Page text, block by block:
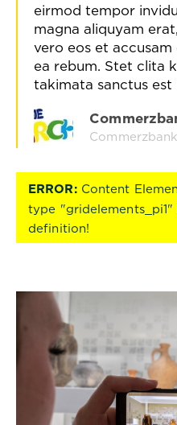
eirmod tempor
magna aliquyam
vero eos et
ea rebum. Stet clita
takimata sanctus
ERROR:Content
type "gridelements_pi1"
definition!